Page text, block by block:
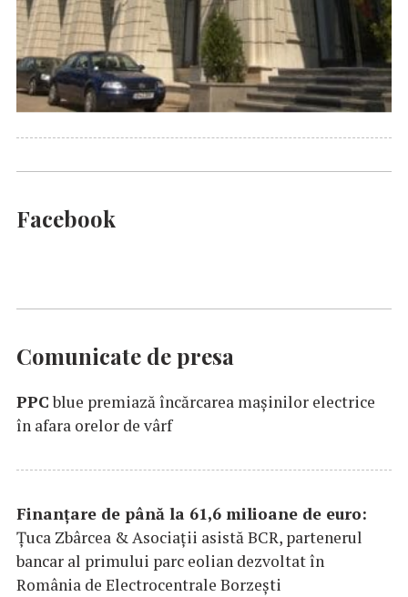
Facebook
Comunicate de presa
PPCblue premiază încărcarea maşinilor electrice
în afara orelor de vârf
Finanțare de până la 61,6 milioane de euro:
Țuca Zbârcea & Asociații asistă BCR, partenerul
bancar al primului parc eolian dezvoltat în
România de Electrocentrale Borzești